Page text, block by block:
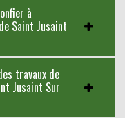
à
Saint Jusaint
travaux de
Jusaint Sur